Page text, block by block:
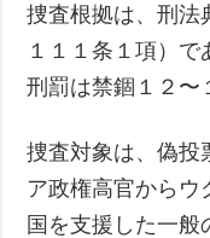
捜査根拠は、刑法
１１１条１項）
刑罰は禁錮１２〜
捜査対象は、偽投
ア政権高官からウ
国を支援した一般